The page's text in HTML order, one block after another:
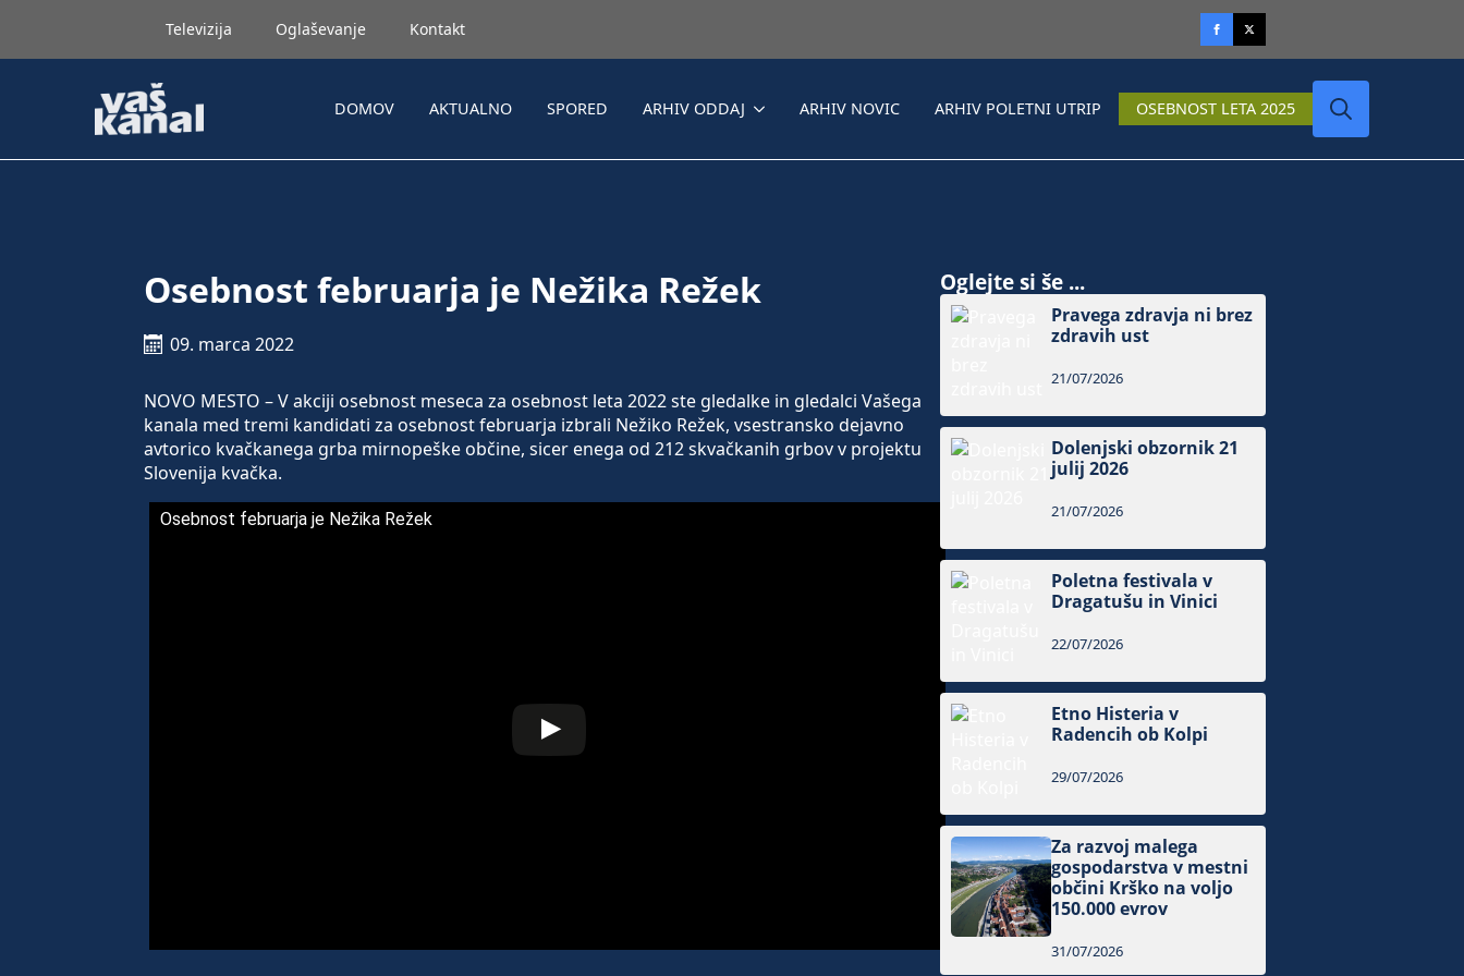
Televizija Oglaševanje Kontakt
DOMOV AKTUALNO SPORED ARHIV ODDAJ ARHIV NOVIC ARHIV POLETNI UTRIP OSEBNOST LETA 2025
Osebnost februarja je Nežika Režek
09. marca 2022
NOVO MESTO – V akciji osebnost meseca za osebnost leta 2022 ste gledalke in gledalci Vašega
kanala med tremi kandidati za osebnost februarja izbrali Nežiko Režek, vsestransko dejavno
avtorico kvačkanega grba mirnopeške občine, sicer enega od 212 skvačkanih grbov v projektu
Slovenija kvačka.
Osebnost februarja je Nežika Režek
Oglejte si še ...
Pravega zdravja ni brez
zdravih ust
21/07/2026
Dolenjski obzornik 21
julij 2026
21/07/2026
Poletna festivala v
Dragatušu in Vinici
22/07/2026
Etno Histeria v
Radencih ob Kolpi
29/07/2026
Za razvoj malega
gospodarstva v mestni
občini Krško na voljo
150.000 evrov
31/07/2026